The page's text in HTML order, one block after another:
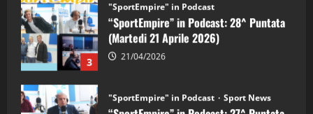
3
“SportEmpire” in Podcast: 28^ Puntata
(Martedi 21 Aprile 2026)
“SportEmpire” in Podcast: 27^ Puntata